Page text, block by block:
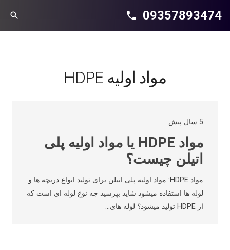
09357893474
phone
search
مواد اولیه HDPE
5 سال پیش
مواد HDPE یا مواد اولیه پلی
اتیلن چیست؟
مواد HDPE: مواد اولیه پلی اتیلن برای تولید انواع دریچه ها و
لوله ها استفاده میشود شاید بپرسید چه نوع لوله ای است که
از HDPE تولید میشود؟ لوله های…